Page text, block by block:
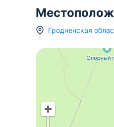
Из зелёных
орех и крыжовник.
Возможен обмен
показ!
Гродненская